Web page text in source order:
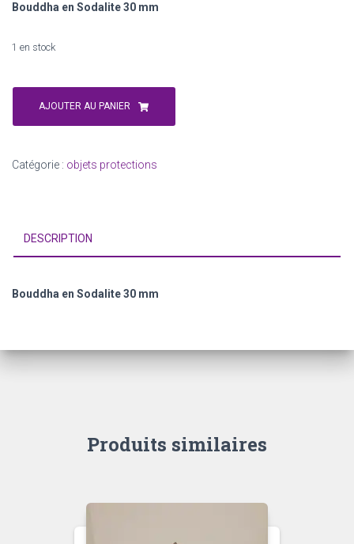
Bouddha en Sodalite 30 mm
1 en stock
quantité
Bouddha
Sodalite
AJOUTER AU PANIER
Catégorie : objets protections
DESCRIPTION
Bouddha en Sodalite 30 mm
Produits similaires